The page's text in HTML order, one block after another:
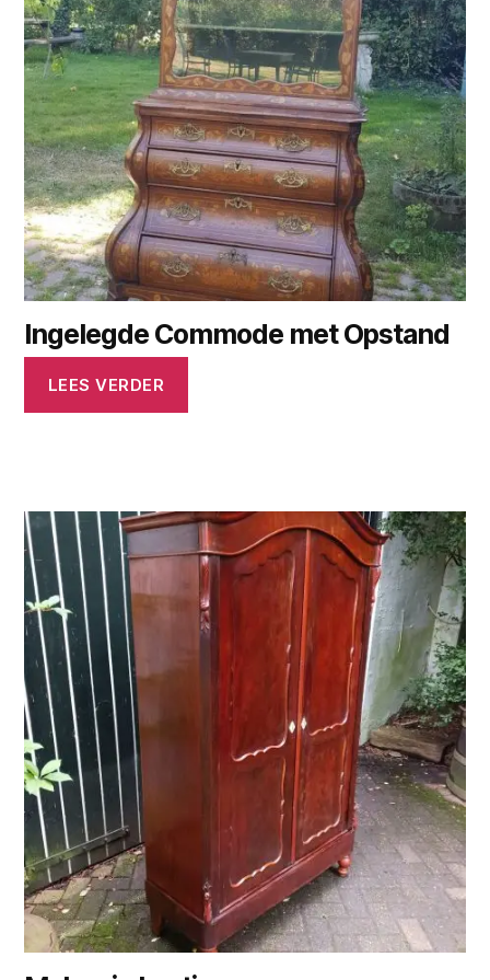
Ingelegde Commode met Opstand
LEES VERDER